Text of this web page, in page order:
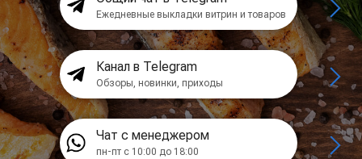
Ежедневные выкладки витрин и товаров
Канал в Telegram
Обзоры, новинки, приходы
Чат с менеджером
пн-пт с 10:00 до 18:00